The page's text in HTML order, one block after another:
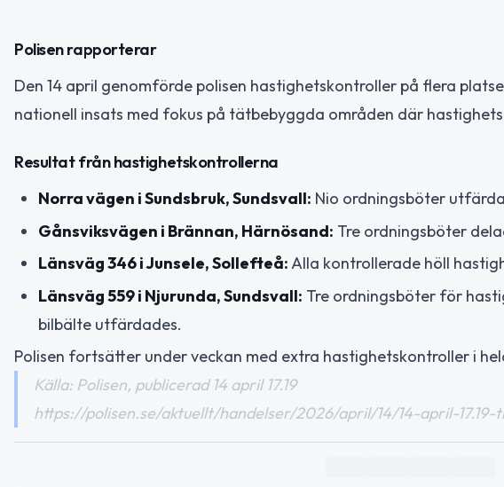
Polisen rapporterar
Den 14 april genomförde polisen hastighetskontroller på flera
nationell insats med fokus på tätbebyggda områden där
Resultat från hastighetskontrollerna
Norra vägen i Sundsbruk, Sundsvall: Nio ordningsböter
Gånsviksvägen i Brännan, Härnösand: Tre ordningsböter
Länsväg 346 i Junsele, Sollefteå:Alla kontrollerade höll
Länsväg 559 i Njurunda, Sundsvall: Tre ordningsböter för
bilbälte utfärdades.
Polisen fortsätter under veckan med extra hastighetskontroller i
Källa: Polisen, publicerad 14 april 17.19
https://polisen.se/aktuellt/handelser/2026/april/14/14-april-